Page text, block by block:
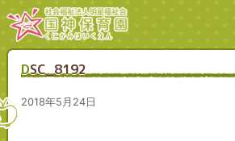
DSC_8192
2018年5月24日